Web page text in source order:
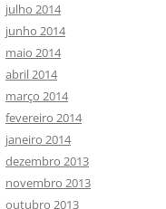
julho 2014
junho 2014
maio 2014
abril 2014
março 2014
fevereiro 2014
janeiro 2014
dezembro 2013
novembro 2013
outubro 2013